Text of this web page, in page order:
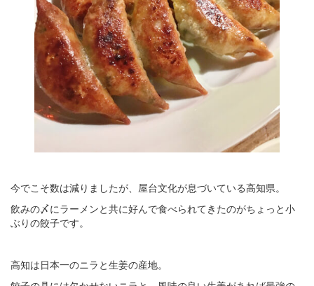
今でこそ数は減りましたが、屋台文化が息づいている高知県。
飲みの〆にラーメンと共に好んで食べられてきたのがちょっと小
ぶりの餃子です。
高知は日本一のニラと生姜の産地。